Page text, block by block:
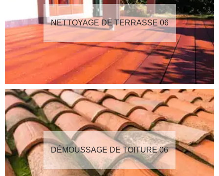
NETTOYAGE DE TERRASSE 06
DÉMOUSSAGE DE TOITURE 06